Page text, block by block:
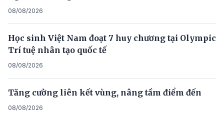
08/08/2026
Học sinh Việt Nam đoạt 7 huy chương tại Olympic
Trí tuệ nhân tạo quốc tế
08/08/2026
Tăng cường liên kết vùng, nâng tầm điểm đến
08/08/2026